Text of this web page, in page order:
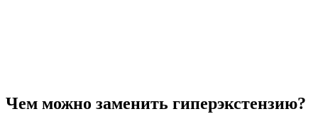
Чем можно заменить гиперэкстензию?